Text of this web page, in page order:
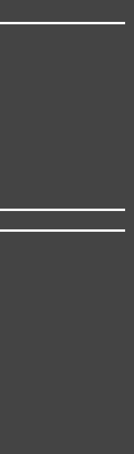
है। ऐसे में इस शुभ राजयोग
को मिलेगा। इस राशि के
शुरू करना चाहते हैं उनके
राजयोग के शुभ प्रभाव
भी मिलेगा। रुक हुआ या
है। आर्थिक स्थिति पहले
के लिए लाभदायक रहेगा।
लोगों को नई
को कोई बड़ी डील हाथ
मुनाफा मिलेगा।
मिलाकर नवपंचम राजयोग
वाला है।